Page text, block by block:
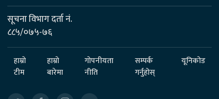
सूचना विभाग दर्ता नं.
८८५/०७५-७६
हाम्रो
टीम
हाम्रो
बारेमा
गोपनीयता
नीति
सम्पर्क
गर्नुहोस्
यूनिकोड